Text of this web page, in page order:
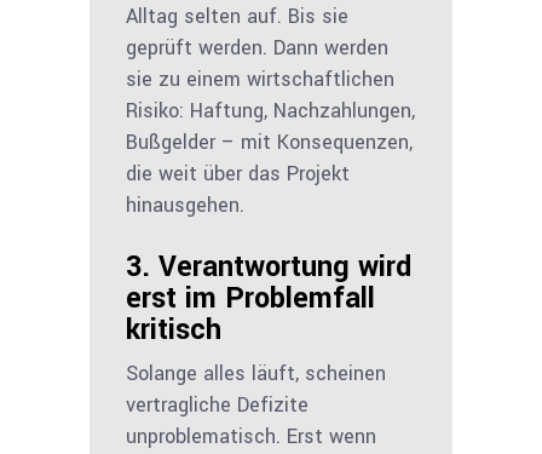
Alltag selten auf. Bis sie
geprüft werden. Dann werden
sie zu einem wirtschaftlichen
Risiko: Haftung, Nachzahlungen,
Bußgelder – mit Konsequenzen,
die weit über das Projekt
hinausgehen.
3. Verantwortung wird
erst im Problemfall
kritisch
Solange alles läuft, scheinen
vertragliche Defizite
unproblematisch. Erst wenn